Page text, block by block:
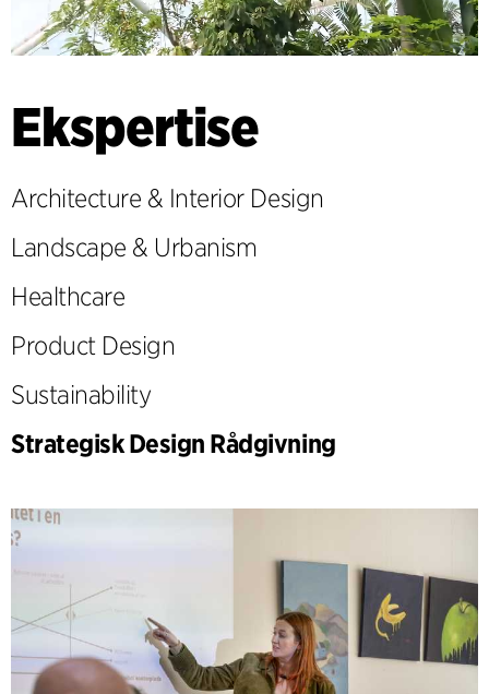
Ekspertise
Architecture & Interior Design
Landscape & Urbanism
Healthcare
Product Design
Sustainability
Strategisk Design Rådgivning